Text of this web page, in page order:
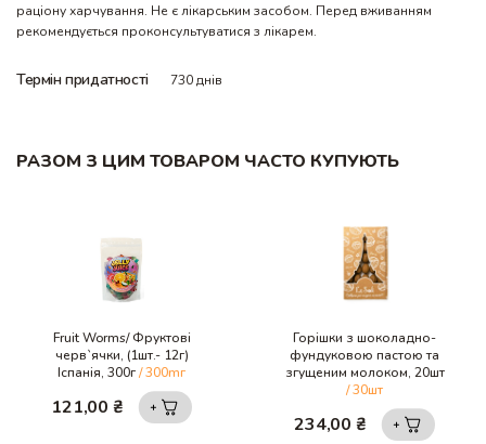
раціону харчування. Не є лікарським засобом. Перед вживанням
рекомендується проконсультуватися з лікарем.
Термін придатності 730 днів
РАЗОМ З ЦИМ ТОВАРОМ ЧАСТО КУПУЮТЬ
Fruit Worms/ Фруктові
черв`ячки, (1шт.- 12г)
Іспанія, 300г/ 300mг
121,00₴
Горішки з шоколадно-
фундуковою пастою та
згущеним молоком, 20шт
/ 30шт
234,00₴